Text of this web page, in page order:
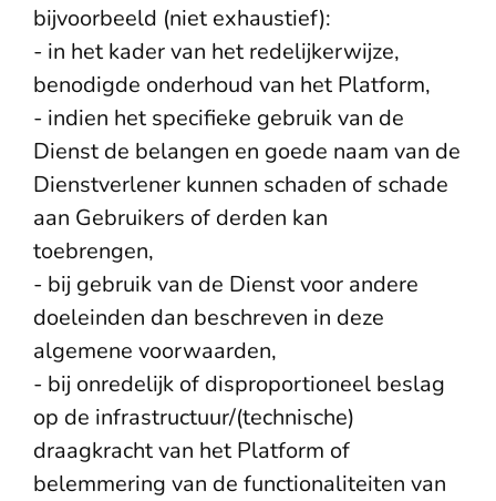
bijvoorbeeld (niet exhaustief):
- in het kader van het redelijkerwijze,
benodigde onderhoud van het Platform,
- indien het specifieke gebruik van de
Dienst de belangen en goede naam van de
Dienstverlener kunnen schaden of schade
aan Gebruikers of derden kan
toebrengen,
- bij gebruik van de Dienst voor andere
doeleinden dan beschreven in deze
algemene voorwaarden,
- bij onredelijk of disproportioneel beslag
op de infrastructuur/(technische)
draagkracht van het Platform of
belemmering van de functionaliteiten van